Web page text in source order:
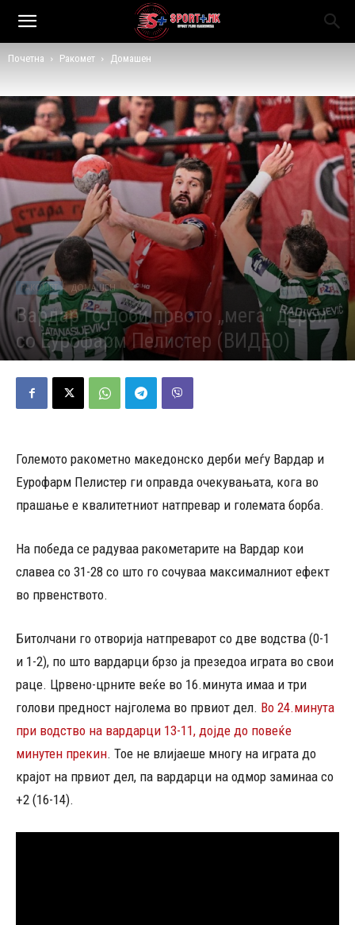
Почетна Ракомет Домашен
РАКОМЕТ ДОМАШЕН
Вардар го доби првото „мега“ дерби
со Еурофарм Пелистер (ВИДЕО)
Големото ракометно македонско дерби меѓу Вардар и
Еурофарм Пелистер ги оправда очекувањата, кога во
прашање е квалитетниот натпревар и големата борба.
На победа се радуваа ракометарите на Вардар кои
славеа со 31-28 со што го сочуваа максималниот ефект
во првенството.
Битолчани го отворија натпреварот со две водства (0-1
и 1-2), по што вардарци брзо ја презедоа играта во свои
раце. Црвено-црните веќе во 16.минута имаа и три
голови предност најголема во првиот дел. Во 24.минута
при водство на вардарци 13-11, дојде до повеќе
минутен прекин. Тое не влијаеше многу на играта до
крајот на првиот дел, па вардарци на одмор заминаа со
+2 (16-14).